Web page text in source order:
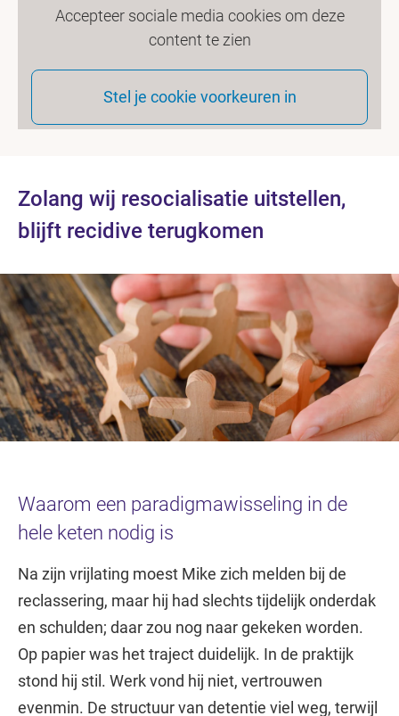
Accepteer sociale media cookies om deze
content te zien
Stel je cookie voorkeuren in
Zolang wij resocialisatie uitstellen,
blijft recidive terugkomen
Waarom een paradigmawisseling in de
hele keten nodig is
Na zijn vrijlating moest Mike zich melden bij de
reclassering, maar hij had slechts tijdelijk onderdak
en schulden; daar zou nog naar gekeken worden.
Op papier was het traject duidelijk. In de praktijk
stond hij stil. Werk vond hij niet, vertrouwen
evenmin. De structuur van detentie viel weg, terwijl